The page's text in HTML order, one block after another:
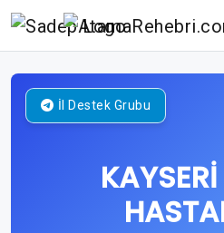
İl Destek Grubu